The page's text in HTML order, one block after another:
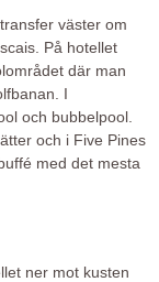
väster om
På hotellet
där man
I
och bubbelpool.
och i Five Pines
med det mesta
ner mot kusten